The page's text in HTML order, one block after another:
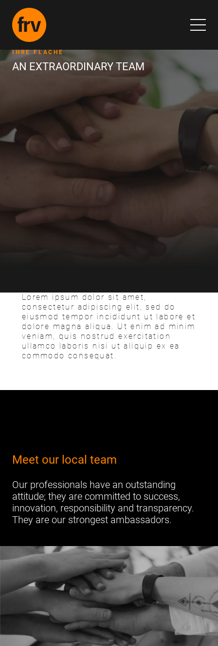
Home
Über Uns
Questions & Answers
Unser Angebot
Landeigentümer
Projekte
Kontakt
IHRE FLÄCHE
AN EXTRAORDINARY TEAM
Lorem ipsum dolor sit amet,
consectetur adipiscing elit, sed do
eiusmod tempor incididunt ut labore et
dolore magna aliqua. Ut enim ad minim
veniam, quis nostrud exercitation
ullamco laboris nisi ut aliquip ex ea
commodo consequat.
Meet our local team
Our professionals have an outstanding
attitude; they are committed to success,
innovation, responsibility and transparency.
They are our strongest ambassadors.